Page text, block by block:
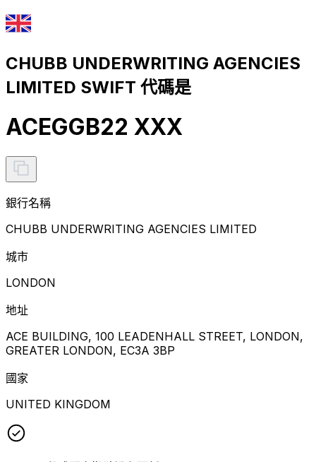
CHUBB UNDERWRITING AGENCIES
LIMITED SWIFT 代碼是
ACEGGB22 XXX
銀行名稱
CHUBB UNDERWRITING AGENCIES LIMITED
城市
LONDON
地址
ACE BUILDING, 100 LEADENHALL STREET, LONDON,
GREATER LONDON, EC3A 3BP
國家
UNITED KINGDOM